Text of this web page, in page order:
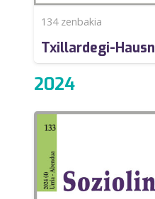
134zenbakia
Txillardegi-
2024